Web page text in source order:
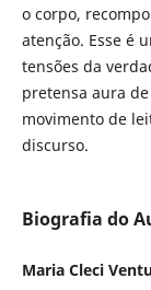
o corpo,
atenção. Esse é
tensões da
pretensa aura
movimento de
discurso.
Biografia do
Maria Cleci